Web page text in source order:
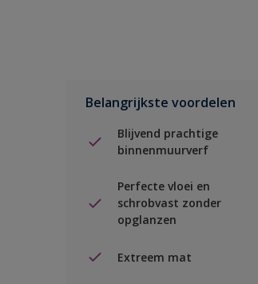
Belangrijkste voordelen
Blijvend prachtige
binnenmuurverf
Perfecte vloei en
schrobvast zonder
opglanzen
Extreem mat